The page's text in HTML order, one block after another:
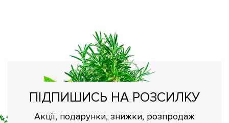
ПІДПИШИСЬ НА РОЗСИЛКУ
Акції, подарунки, знижки, розпродаж